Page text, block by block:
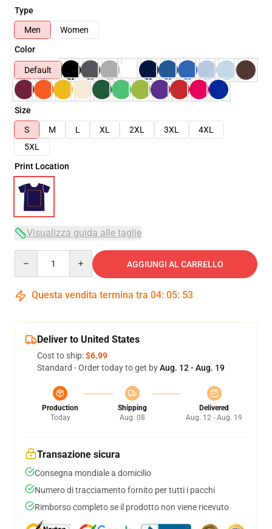
Type
Men
Women
Color
Default
Size
S
M L XL 2XL 3XL
4XL
5XL
Print Location
Visualizza guida alle taglie
AGGIUNGI AL CARRELLO
Questa vendita termina tra 04: 05: 52
Deliver to United States
Cost to ship:$6.99
Standard - Order today to get byAug. 12 - Aug. 19
Production
Today
Shipping
Aug. 08
Delivered
Aug. 12 - Aug. 19
Transazione sicura
Consegna mondiale a domicilio
Numero di tracciamento fornito per tutti i pacchi
Rimborso completo se il prodotto non viene ricevuto